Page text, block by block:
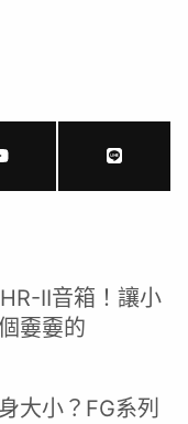
II音箱！讓小
嫑嫑的
大小？FG系列